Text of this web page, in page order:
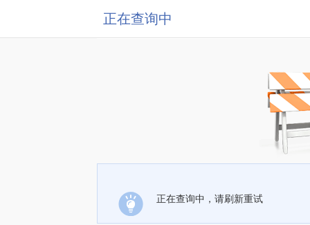
正在查询中
正在查询中，请刷新重试